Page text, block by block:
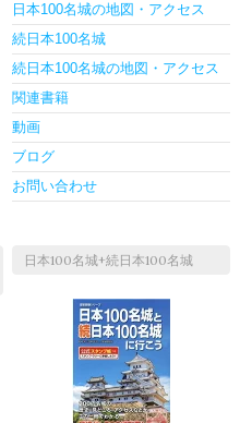
日本100名城の地図・アクセス
続日本100名城
続日本100名城の地図・アクセス
関連書籍
動画
ブログ
お問い合わせ
日本100名城+続日本100名城